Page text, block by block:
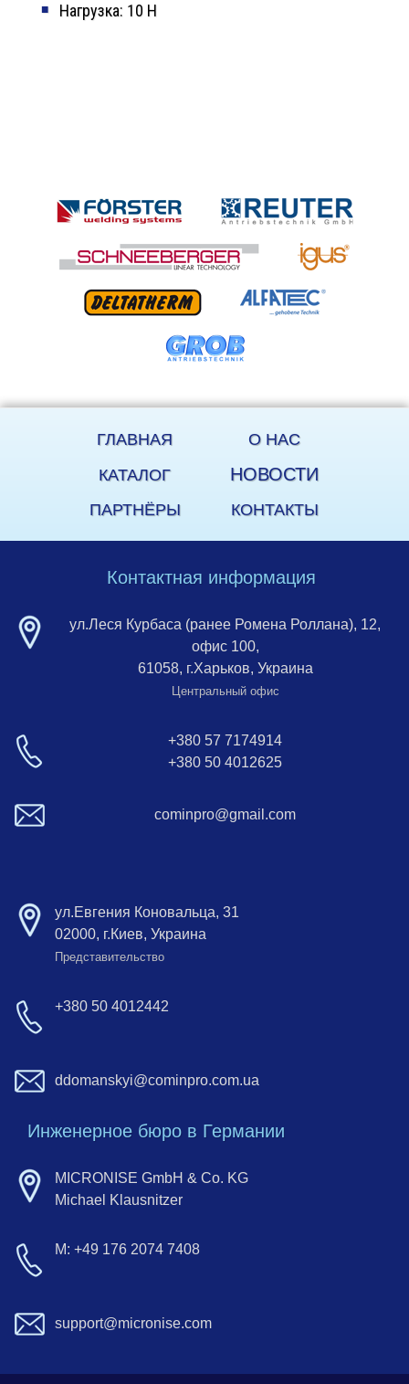
Нагрузка: 10 Н
ГЛАВНАЯ
О НАС
КАТАЛОГ
НОВОСТИ
ПАРТНЁРЫ КОНТАКТЫ
Контактная информация
ул.Леся Курбаса (ранее Ромена Роллана), 12,
офис 100,
61058, г.Харьков, Украина
Центральный офис
+380 57 7174914
+380 50 4012625
cominpro@gmail.com
ул.Евгения Коновальца, 31
02000, г.Киев, Украина
Представительство
+380 50 4012442
ddomanskyi@cominpro.com.ua
Инженерное бюро в Германии
MICRONISE GmbH & Co. KG
Michael Klausnitzer
M: +49 176 2074 7408
support@micronise.com